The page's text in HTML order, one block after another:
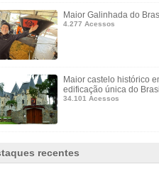
Maior Galinhada do
4.277 Acessos
Maior castelo histórico
edificação única do Brasil
34.101 Acessos
recentes